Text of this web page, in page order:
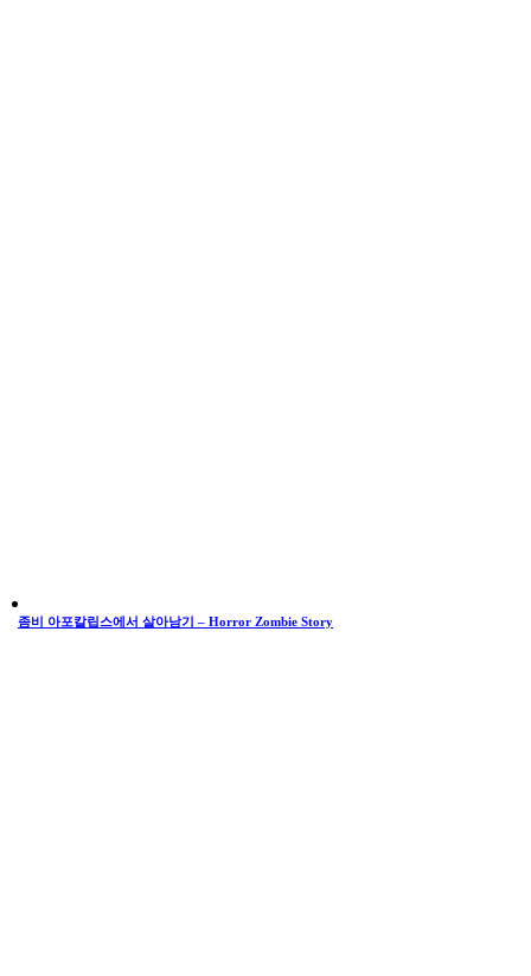
좀비 아포칼립스에서 살아남기 – Horror Zombie Story